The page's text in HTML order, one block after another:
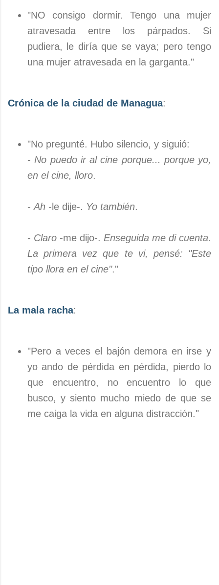
"NO consigo dormir. Tengo una mujer
atravesada entre los párpados. Si
pudiera, le diría que se vaya; pero tengo
una mujer atravesada en la garganta."
Crónica de la ciudad de Managua:
"No pregunté. Hubo silencio, y siguió:
- No puedo ir al cine porque... porque yo,
en el cine, lloro.
- Ah -le dije-. Yo también.
- Claro -me dijo-. Enseguida me di cuenta.
La primera vez que te vi, pensé: "Este
tipo llora en el cine"."
La mala racha:
"Pero a veces el bajón demora en irse y
yo ando de pérdida en pérdida, pierdo lo
que encuentro, no encuentro lo que
busco, y siento mucho miedo de que se
me caiga la vida en alguna distracción."